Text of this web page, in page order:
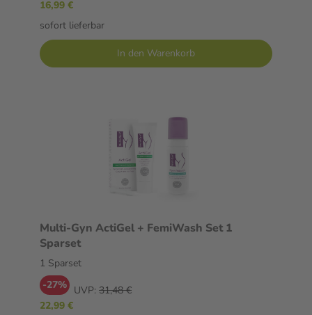
16,99 €
sofort lieferbar
In den Warenkorb
Multi-Gyn ActiGel + FemiWash Set 1
Sparset
1 Sparset
-27% UVP: 31,48 €
22,99 €